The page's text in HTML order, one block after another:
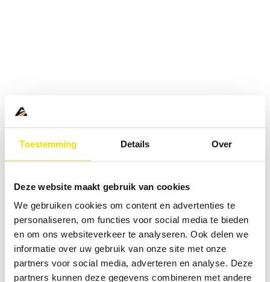
Toestemming Details Over
Deze website maakt gebruik van cookies
We gebruiken cookies om content en advertenties te
personaliseren, om functies voor social media te bieden
en om ons websiteverkeer te analyseren. Ook delen we
informatie over uw gebruik van onze site met onze
partners voor social media, adverteren en analyse. Deze
partners kunnen deze gegevens combineren met andere
Application error: a client-side exception has occurred while
loadingwww.abd.nl(see the browser consolefor more